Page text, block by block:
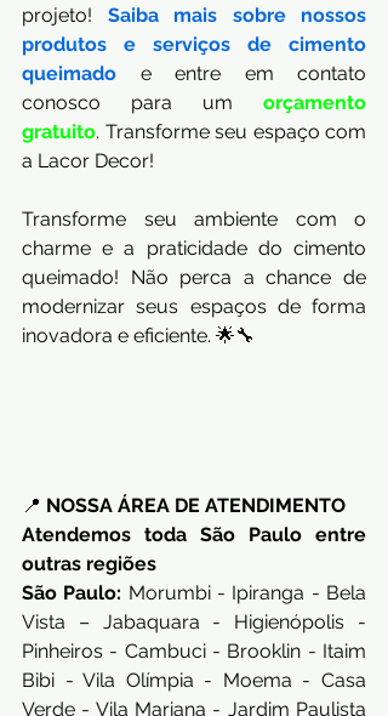
projeto! Saiba mais sobre nossos
produtos e serviços de cimento
queimado e entre em contato
conosco para um
orçamento
gratuito. Transforme seu espaço com
a Lacor Decor!
Transforme seu ambiente com o
charme e a praticidade do cimento
queimado! Não perca a chance de
modernizar seus espaços de forma
inovadora e eficiente. 🌟🔧
📍 NOSSA ÁREA DE ATENDIMENTO
Atendemos toda São Paulo entre
outras regiões
São Paulo: Morumbi - Ipiranga - Bela
Vista – Jabaquara - Higienópolis -
Pinheiros - Cambuci - Brooklin - Itaim
Bibi - Vila Olímpia - Moema - Casa
Verde - Vila Mariana - Jardim Paulista